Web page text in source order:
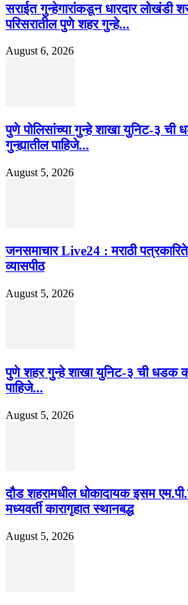
सराईत गुन्हेगारांकडून धारदार लोखंडी
परिसरातील पुणे शहर गुन्हे...
August 6, 2026
पुणे पोलिसांच्या गुन्हे शाखा युनिट-३ ची
गुन्ह्यातील पाहिजे...
August 5, 2026
जनसमाचार Live24 : मराठी
व्यासपीठ
August 5, 2026
पुणे शहर गुन्हे शाखा युनिट-३ ची धडक
पाहिजे...
August 5, 2026
दौड शहरामधील धोकादायक इसम
मध्यवर्ती कारागृहात स्थानबद्ध
August 5, 2026